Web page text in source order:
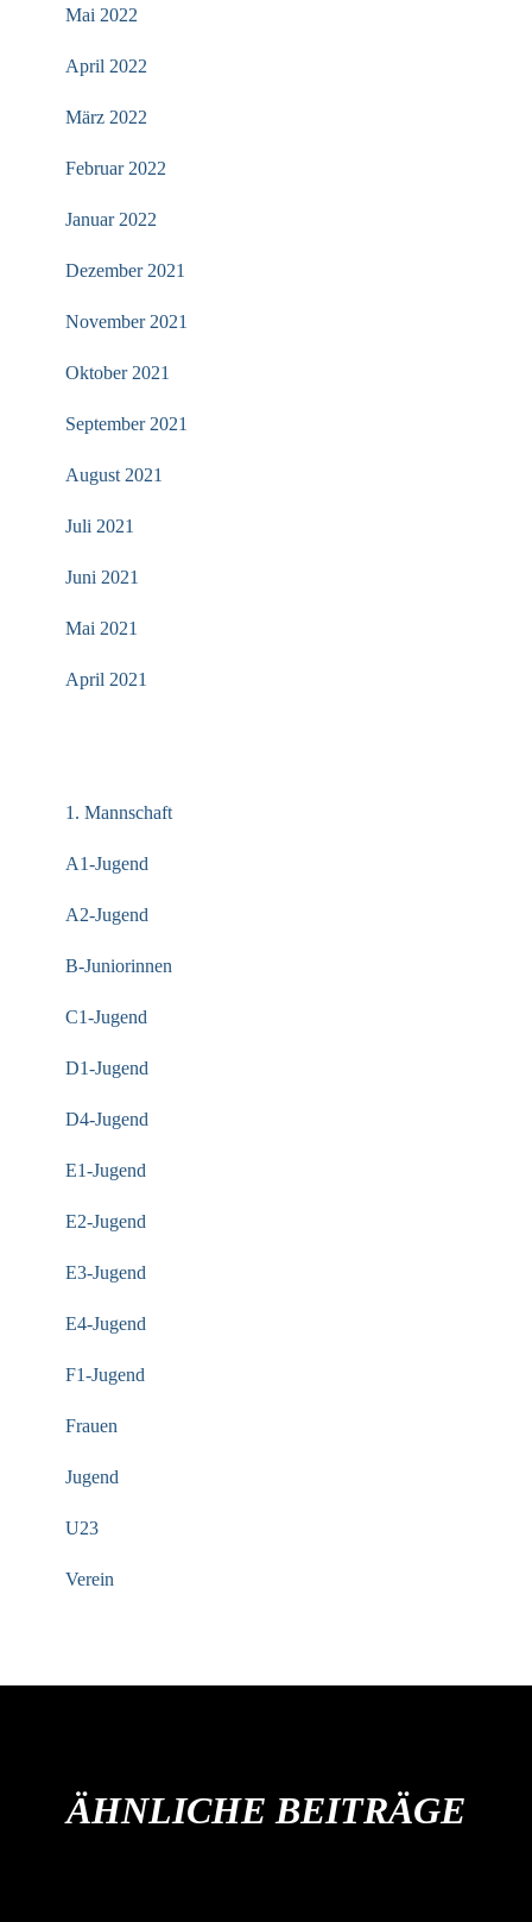
Mai 2022
April 2022
März 2022
Februar 2022
Januar 2022
Dezember 2021
November 2021
Oktober 2021
September 2021
August 2021
Juli 2021
Juni 2021
Mai 2021
April 2021
1. Mannschaft
A1-Jugend
A2-Jugend
B-Juniorinnen
C1-Jugend
D1-Jugend
D4-Jugend
E1-Jugend
E2-Jugend
E3-Jugend
E4-Jugend
F1-Jugend
Frauen
Jugend
U23
Verein
ÄHNLICHE BEITRÄGE